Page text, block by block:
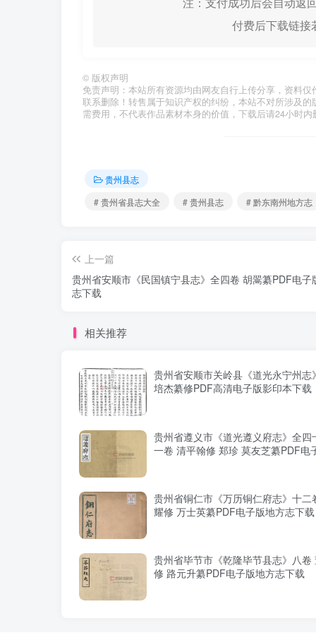
付费后下载链接
© 版权声明
免责声明：本站所有资源均由网友自行上传分享，资料
联系删除！转售属于知识产权的纠纷，本站不对所涉及
需费用，不代表作品素材本身的价值，下载后请24小时
贵州县志
# 贵州省县志大全
# 贵州县志 # 黔东南州地方志
上一篇
贵州省安顺市《民国镇宁县志》全四卷 胡翯纂PDF电子
志下载
相关推荐
贵州省安顺市关岭县《道光永宁州志
培杰纂修PDF高清电子版影印本下载
贵州省遵义市《道光遵义府志》全四
一卷 清平翰修 郑珍 莫友芝纂PDF电
贵州省铜仁市《万历铜仁府志》十二
耀修 万士英纂PDF电子版地方志下载
贵州省毕节市《乾隆毕节县志》八卷
修 路元升纂PDF电子版地方志下载